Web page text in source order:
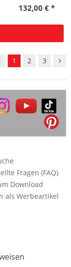
132,00 € *
1 2 3
Fragen (FAQ)
Download
als Werbeartikel